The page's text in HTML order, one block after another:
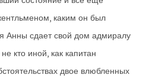
каким он был
Анны сдает свой дом адмиралу
кто иной, как капитан
двое влюбленных